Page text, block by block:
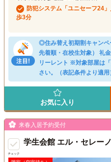
防犯システム「ユニセーフ24
歩3分
◎住み替え初期割キャン
先着順・在校生対象） 礼
リーレント ※対象部屋は
さい。（表記条件より適用
お気に入り
チェック
来春入居予約受付
学生会館 エル・セレー